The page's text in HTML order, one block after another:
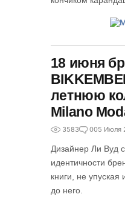
18 июня
летнюю
Milano
3583 005 Июля
Дизайнер Ли Вуд
идентичности
книги, не
до него.